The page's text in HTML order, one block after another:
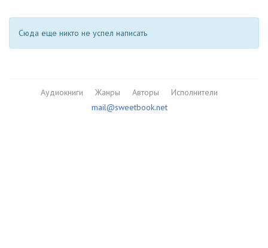
Сюда еще никто не успел написать
Аудиокниги Жанры Авторы
Исполнители
mail@sweetbook.net